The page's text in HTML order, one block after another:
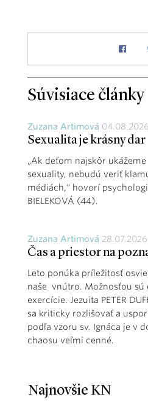
Súvisiace články
Zuzana Artimová 04.08.2026
Sexualita je krásny dar
„Ak deťom najskôr
sexuality, nebudú veriť
médiách,“ hovorí
BIELEKOVÁ (44).
Zuzana Artimová 28.07.2026
Čas a priestor na
Leto ponúka príležitosť
naše vnútro. Možnosťou sú
exercície. Jezuita PETER
sa kriticky rozlišovať a
podľa vzoru sv. Ignáca je v
chaosu veľmi cenné.
Najnovšie KN